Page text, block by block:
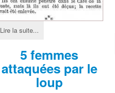
Lire la suite...
5 femmes
attaquées par le
loup